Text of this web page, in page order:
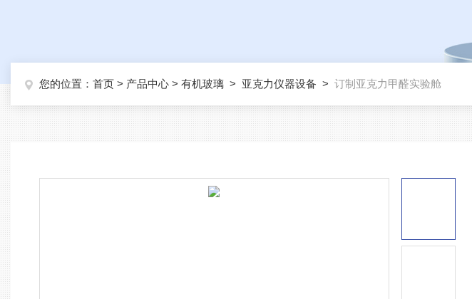
您的位置： 首页 > 产品中心 > 有机玻璃 > 亚克力仪器设备 > 订制亚克力甲醛实验舱